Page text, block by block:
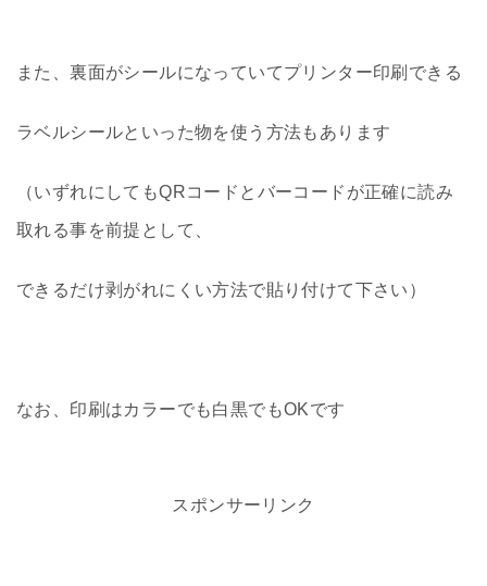
また、裏面がシールになっていてプリンター印刷できる
ラベルシールといった物を使う方法もあります
（いずれにしてもQRコードとバーコードが正確に読み
取れる事を前提として、
できるだけ剥がれにくい方法で貼り付けて下さい）
なお、印刷はカラーでも白黒でもOKです
スポンサーリンク